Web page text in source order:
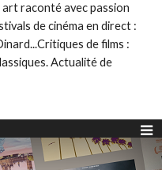
art raconté avec passion
de cinéma en direct :
de films :
Actualité de